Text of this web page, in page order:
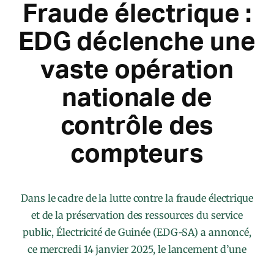
Fraude électrique :
EDG déclenche une
vaste opération
nationale de
contrôle des
compteurs
Dans le cadre de la lutte contre la fraude électrique
et de la préservation des ressources du service
public, Électricité de Guinée (EDG-SA) a annoncé,
ce mercredi 14 janvier 2025, le lancement d’une